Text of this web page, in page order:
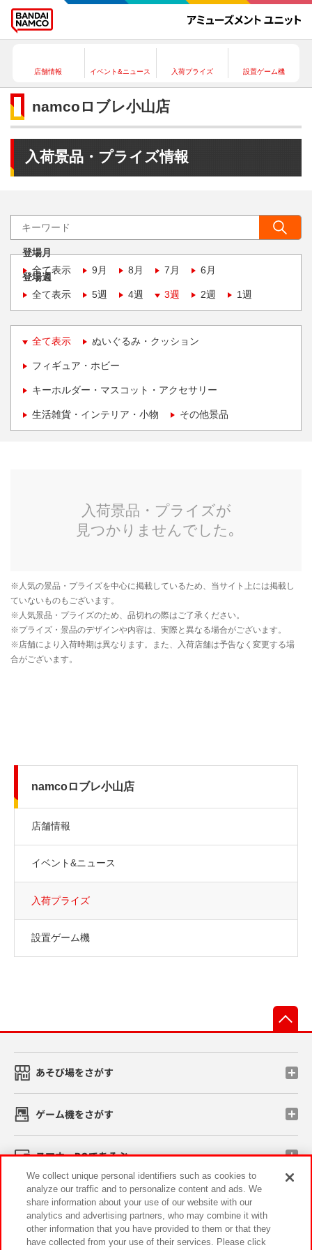
店舗情報 イベント&ニュース 入荷プライズ 設置ゲーム機
namcoロブレ小山店
入荷景品・プライズ情報
登場月
全て表示
9月 8月 7月 6月
登場週
全て表示
5週 4週 3週 2週 1週
全て表示 ぬいぐるみ・クッション
フィギュア・ホビー
キーホルダー・マスコット・アクセサリー
生活雑貨・インテリア・小物 その他景品
namcoロブレ小山店
店舗情報
イベント&ニュース
入荷プライズ
設置ゲーム機
あそび場をさがす
ゲーム機をさがす
スマホ・PCであそぶ
イベント・キャンペーン
We collect unique personal identifiers such as cookies to
analyze our traffic and to personalize content and ads. We
share information about your use of our website with our
analytics and advertising partners, who may combine it with
other information that you have provided to them or that they
have collected from your use of their services. Please click